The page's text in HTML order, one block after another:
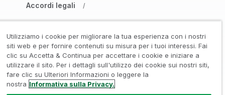
Accordi legali /
Marchi registrati / Affidabilità /
Condizioni d’uso /
Non condividere le mie informazioni
Utilizziamo i cookie per migliorare la tua esperienza con i nostri
siti web e per fornire contenuti su misura per i tuoi interessi. Fai
clic su Accetta & Continua per accettare i cookie e iniziare a
utilizzare il sito. Per i dettagli sull'utilizzo dei cookie sui nostri siti,
fare clic su Ulteriori Informazioni o leggere la
nostra Informativa sulla Privacy.